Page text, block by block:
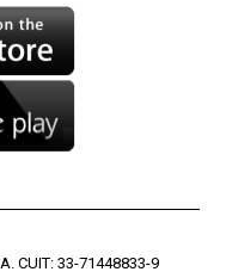
CUIT: 33-71448833-9